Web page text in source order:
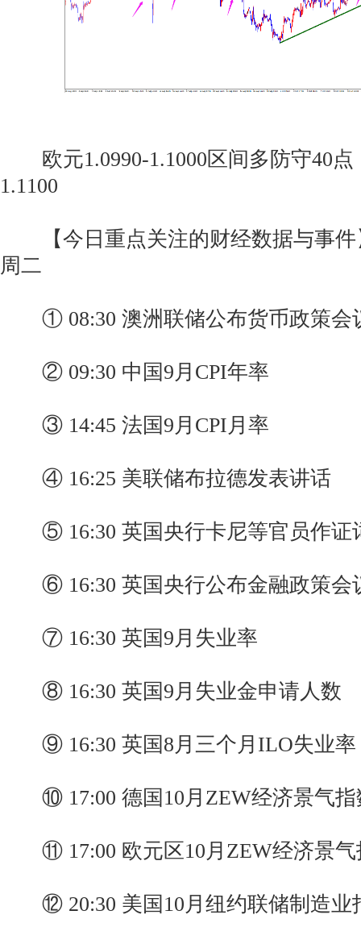
欧元1.0990-1.1000区间多防守40点
1.1100
【今日重点关注的财经数据与事件
周二
① 08:30 澳洲联储公布货币政策会
② 09:30 中国9月CPI年率
③ 14:45 法国9月CPI月率
④ 16:25 美联储布拉德发表讲话
⑤ 16:30 英国央行卡尼等官员作证
⑥ 16:30 英国央行公布金融政策会
⑦ 16:30 英国9月失业率
⑧ 16:30 英国9月失业金申请人数
⑨ 16:30 英国8月三个月ILO失业率
⑩ 17:00 德国10月ZEW经济景气指
⑪ 17:00 欧元区10月ZEW经济景气
⑫ 20:30 美国10月纽约联储制造业